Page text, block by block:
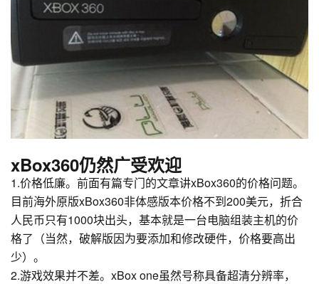
xBox360仍然广受欢迎
1.价格低廉。前面有篇专门的文章讲xBox360的价格问题。
目前海外原版xBox360非体感版本价格不到200美元，折合
人民币只有1000块出头，基本就是一台电脑组装主机的价
格了（当然，破解版因为要添加和修改硬件，价格要高出
少）。
2.游戏效果并不差。xBox one虽然号称具备超清分辨率，